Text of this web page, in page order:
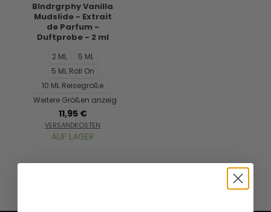
Blndrgrphy Vanilla
Mudslide - Extrait
de Parfum -
Duftprobe - 2 ml
2 ML
5 ML
5 ML Roll On
10 ML Reisegröße
Weitere Größen anzeigen...
11,95 €
VERSANDKOSTEN
AUF LAGER